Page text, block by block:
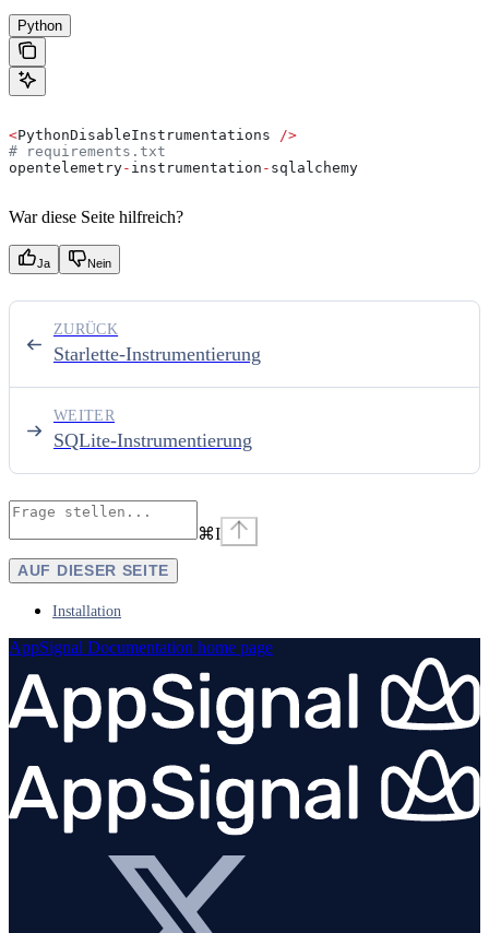
Python
<PythonDisableInstrumentations
/>
# requirements.txt
opentelemetry- instrumentation - sqlalchemy
War diese Seite hilfreich?
Ja Nein
Starlette-Instrumentierung
ZURÜCK
SQLite-Instrumentierung
WEITER
⌘I
AUF DIESER SEITE
Installation
AppSignal Documentation home page